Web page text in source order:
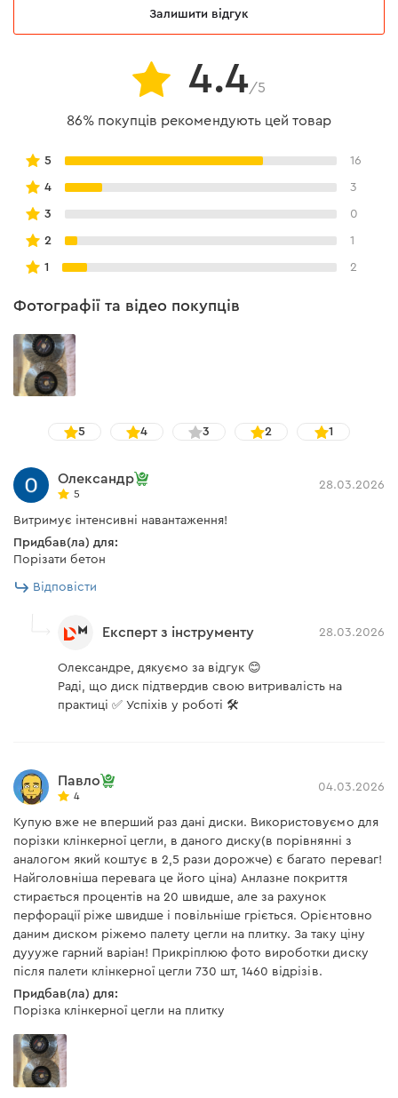
Диск відрізняється комфортним робочим процесом і
роботи важливо підібрати відповідний диск: 115, 125,
Залишити відгук
4.4/5
86% покупців рекомендують цей товар
5 16
4 3
3 0
2 1
1 2
Фотографії та відео покупців
5 4 3 2 1
Олександр
5
28.03.2026
Витримує інтенсивні навантаження!
Придбав(ла) для:
Порізати бетон
Відповісти
Експерт з інструменту 28.03.2026
Олександре, дякуємо за відгук 😊
Раді, що диск підтвердив свою витривалість на
практиці ✅ Успіхів у роботі 🛠️
Павло
4
04.03.2026
Купую вже не вперший раз дані диски. Використовуємо для
порізки клінкерної цегли, в даного диску(в порівнянні з
аналогом який коштує в 2,5 рази дорожче) є багато переваг!
Найголовніша перевага це його ціна) Анлазне покриття
стирається процентів на 20 швидше, але за рахунок
перфорації ріже швидше і повільніше гріється. Орієнтовно
даним диском ріжемо палету цегли на плитку. За таку ціну
дуууже гарний варіан! Прикріплюю фото вироботки диску
після палети клінкерної цегли 730 шт, 1460 відрізів.
Придбав(ла) для:
Порізка клінкерної цегли на плитку